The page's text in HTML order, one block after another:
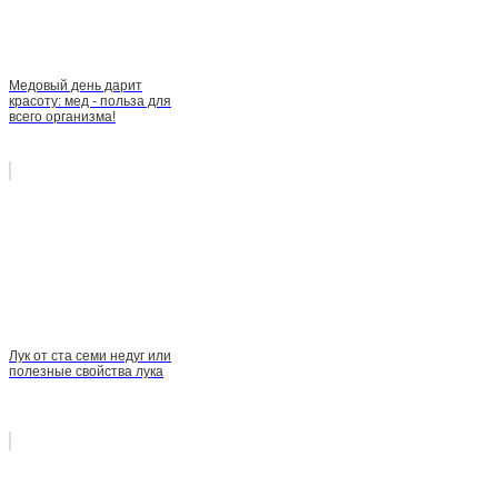
Медовый день дарит
красоту: мед - польза для
всего организма!
Лук от ста семи недуг или
полезные свойства лука